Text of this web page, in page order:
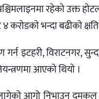
रहेकाे उक्त
कराेडकाे भन्दा बढीको
गर्न इटहरी, विराटनगर,
आएको थियाे ।